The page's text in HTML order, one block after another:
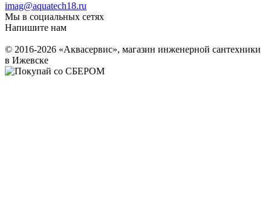
imag@aquatech18.ru
Мы в социальных сетях
Напишите нам
© 2016-2026 «Аквасервис», магазин инженерной сантехники
в Ижевске